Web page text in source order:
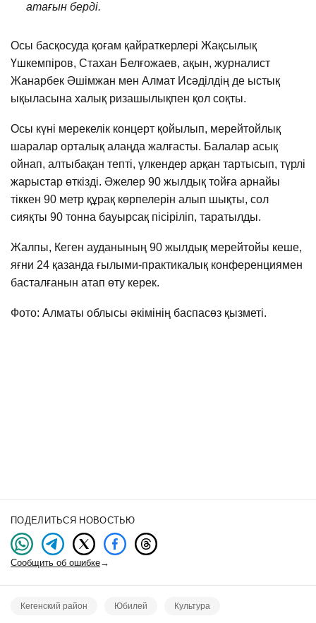
атағын берді.
Осы басқосуда қоғам қайраткерлері Жақсылық
Үшкемпіров, Стахан Белғожаев, ақын, журналист
Жанарбек Әшімжан мен Алмат Исәділдің де ыстық
ықыласына халық ризашылықпен қол соқты.
Осы күні мерекелік концерт қойылып, мерейтойлық
шаралар орталық алаңда жалғасты. Балалар асық
ойнап, алтыбақан тепті, үлкендер арқан тартысып, түрлі
жарыстар өткізді. Əжелер 90 жылдық тойға арнайы
тіккен 90 метр құрақ көрпелерін алып шықты, сол
сияқты 90 тонна бауырсақ пісіріліп, таратылды.
Жалпы, Кеген ауданының 90 жылдық мерейтойы кеше,
яғни 24 қазанда ғылыми-практикалық конференциямен
басталғанын атап өту керек.
Фото: Алматы облысы әкімінің баспасөз қызметі.
ПОДЕЛИТЬСЯ НОВОСТЬЮ
Сообщить об ошибке→
Кегенский район Юбилей Культура